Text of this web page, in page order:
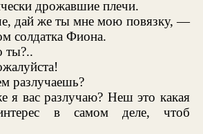
дрожавшие плечи.
дай же ты мне мою повязку, —
солдатка Фиона.
ты?..
разлучаешь?
вас разлучаю? Неш это какая
в самом деле, чтоб